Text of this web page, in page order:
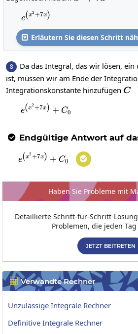
e^{\left(x^2+7x\right)}
e(x2 +7x)
 Erläutern Sie diesen Schritt
8
Da das Integral, das wir lösen,
ist, müssen wir am Ende der
Integrationskonstante hinzufügen C
C
e(x2 +7x) + C0
 Endgültige Antwort auf
e(x2 +7x) + C0 
Haben Sie Probleme mit
Detaillierte Schritt-für-Schritt-
Problemen, die jeden
JETZT BEITRETEN
 Verwandte Rechner
Unzulässige Integrale Rechner
Definitive Integrale Rechner